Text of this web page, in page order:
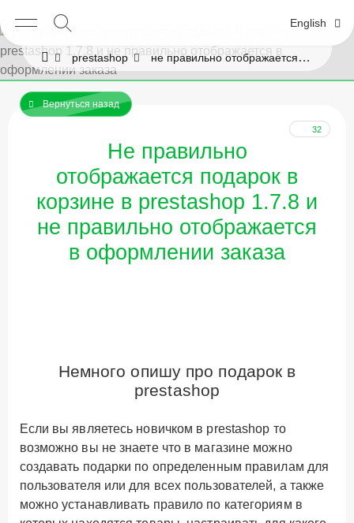
English
prestashop не правильно отображается подарок в prestashop 1.7.8
Вернуться назад
32
Не правильно
отображается подарок в
корзине в prestashop 1.7.8 и
не правильно отображается
в оформлении заказа
Немного опишу про подарок в
prestashop
Если вы являетесь новичком в prestashop то
возможно вы не знаете что в магазине можно
создавать подарки по определенным правилам для
пользователя или для всех пользователей, а также
можно устанавливать правило по категориям в